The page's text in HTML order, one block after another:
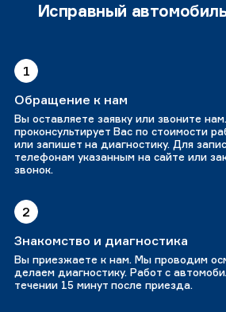
Исправный
1
Обращение к нам
Вы оставляете заявку или звоните
проконсультирует Вас по стоимости
или запишет на диагностику. Для
телефонам указанным на сайте или
звонок.
2
Знакомство и диагностика
Вы приезжаете к нам. Мы проводим
делаем диагностику. Работ с
течении 15 минут после приезда.